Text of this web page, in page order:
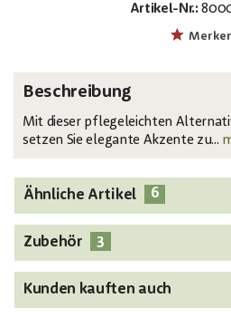
Artikel-Nr.:
Beschreibung
Mit dieser pflegeleichten
setzen Sie elegante Akzente zu...
Ähnliche Artikel 6
Zubehör 3
Kunden kauften auch